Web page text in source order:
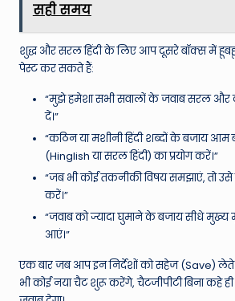
सही समय
शुद्ध और सरल हिंदी के लिए आप दूसरे बॉक्स में
पेस्ट कर सकते हैं:
“मुझे हमेशा सभी सवालों के जवाब सरल और
दें।”
“कठिन या मशीनी हिंदी शब्दों के बजाय आम
(Hinglish या सरल हिंदी) का प्रयोग करें।”
“जब भी कोई तकनीकी विषय समझाएं, तो उसे
करें।”
“जवाब को ज्यादा घुमाने के बजाय सीधे मुख्य
आएं।”
एक बार जब आप इन निर्देशों को सहेज (Save)
भी कोई नया चैट शुरू करेंगे, चैटजीपीटी बिना कहे